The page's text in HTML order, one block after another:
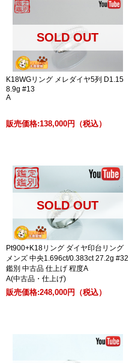
K18WGリング メレダイヤ5列 D1.15
8.9g #13
A
販売価格:138,000円 （税込）
SOLD OUT
Pt900+K18リング ダイヤ印台リング
メンズ 中央1.696ct/0.383ct 27.2g #32
鑑別 中古品 仕上げ 程度A
A(中古品・仕上げ)
販売価格:248,000円 （税込）
SOLD OUT